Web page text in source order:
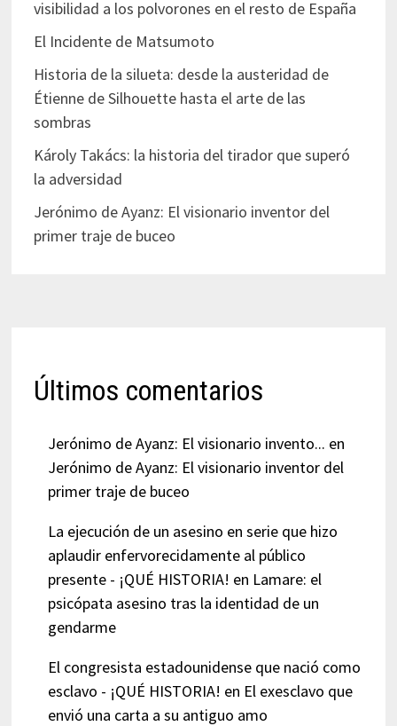
visibilidad a los polvorones en el resto de España
El Incidente de Matsumoto
Historia de la silueta: desde la austeridad de
Étienne de Silhouette hasta el arte de las
sombras
Károly Takács: la historia del tirador que superó
la adversidad
Jerónimo de Ayanz: El visionario inventor del
primer traje de buceo
Últimos comentarios
Jerónimo de Ayanz: El visionario invento... en
Jerónimo de Ayanz: El visionario inventor del
primer traje de buceo
La ejecución de un asesino en serie que hizo
aplaudir enfervorecidamente al público
presente - ¡QUÉ HISTORIA! en Lamare: el
psicópata asesino tras la identidad de un
gendarme
El congresista estadounidense que nació como
esclavo - ¡QUÉ HISTORIA! en El exesclavo que
envió una carta a su antiguo amo